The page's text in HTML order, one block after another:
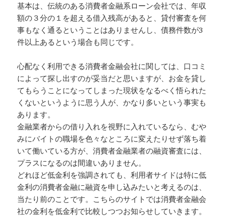
基本は、伝統のある消費者金融系ローン会社では、年収
額の３分の１を超える借入残高があると、貸付審査を何
事もなく通るということはありませんし、債務件数が3
件以上あるという場合も同じです。
心配なく利用できる消費者金融会社に関しては、口コミ
によって探し出すのが妥当だと思いますが、お金を貸し
てもらうことになってしまった現状をなるべく悟られた
くないというように思う人が、かなり多いという事実も
あります。
金融業者からの借り入れを視野に入れているなら、むや
みにバイトの職場を色々なところに変えたりせず落ち着
いて働いている方が、消費者金融業者の融資審査には、
プラスになるのは間違いありません。
どれほど低金利を強調されても、利用者サイドは特に低
金利の消費者金融に融資を申し込みたいと考えるのは、
当たり前のことです。こちらのサイトでは消費者金融会
社の金利を低金利で比較しつつお知らせしていきます。